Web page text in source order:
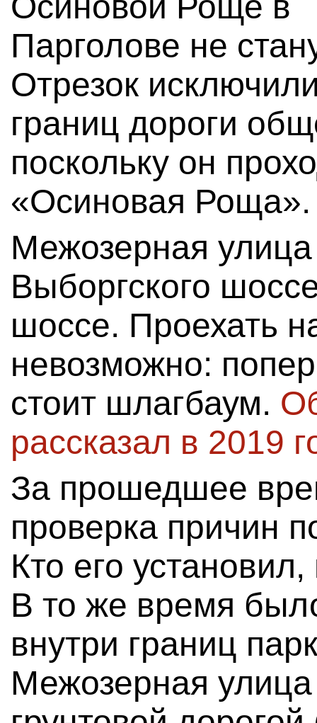
Парголове не
Отрезок
границ дороги
поскольку он
«Осиновая Роща».
Межозерная улица
Выборгского
шоссе. Проехать
невозможно:
стоит шлагбаум.
рассказал в 2019
За прошедшее
проверка причин
Кто его
В то же время
внутри границ
Межозерная